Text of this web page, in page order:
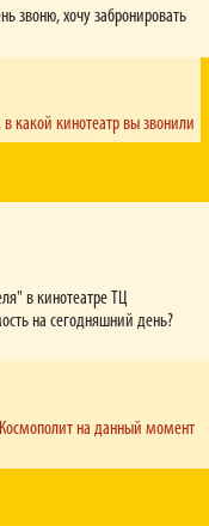
звоню, хочу забронировать
какой кинотеатр вы звонили
в кинотеатре ТЦ
на сегодняшний день?
на данный момент